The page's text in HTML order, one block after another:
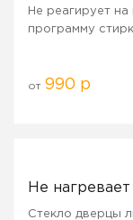
Не реагирует на
программу
от 990 р
Не
Стекло дверцы